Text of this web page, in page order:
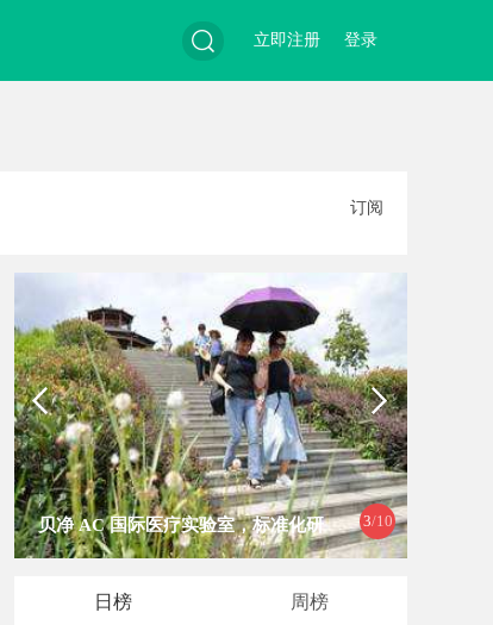
登录
立即注册
订阅
3/10
贝净 AC 国际医疗实验室，标准化研
日榜 周榜